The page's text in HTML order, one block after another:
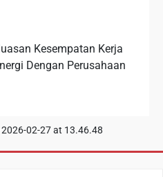
Kesempatan Kerja
Dengan Perusahaan